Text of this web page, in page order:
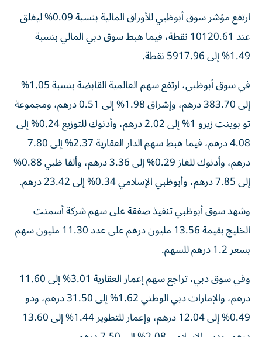
ارتفع مؤشر سوق أبوظبي للأوراق المالية بنسبة 0.09% ليغلق
عند 10120.61 نقطة، فيما هبط سوق دبي المالي بنسبة
1.49% إلى 5917.96 نقطة.
في سوق أبوظبي، ارتفع سهم العالمية القابضة بنسبة 1.05%
إلى 383.70 درهم، وإشراق 1.98% إلى 0.51 درهم، ومجموعة
تو بوينت زيرو 1% إلى 2.02 درهم، وأدنوك للتوزيع 0.24% إلى
4.08 درهم، فيما هبط سهم الدار العقارية 2.37% إلى 7.80
درهم، وأدنوك للغاز 0.29% إلى 3.36 درهم، وألفا ظبي 0.88%
إلى 7.85 درهم، وأبوظبي الإسلامي 0.34% إلى 23.42 درهم.
وشهد سوق أبوظبي تنفيذ صفقة على سهم شركة أسمنت
الخليج بقيمة 13.56 مليون درهم على عدد 11.30 مليون سهم
بسعر 1.2 درهم للسهم.
وفي سوق دبي، تراجع سهم إعمار العقارية 3.01% إلى 11.60
درهم، والإمارات دبي الوطني 1.62% إلى 31.50 درهم، ودو
0.49% إلى 12.04 درهم، وإعمار للتطوير 1.44% إلى 13.60